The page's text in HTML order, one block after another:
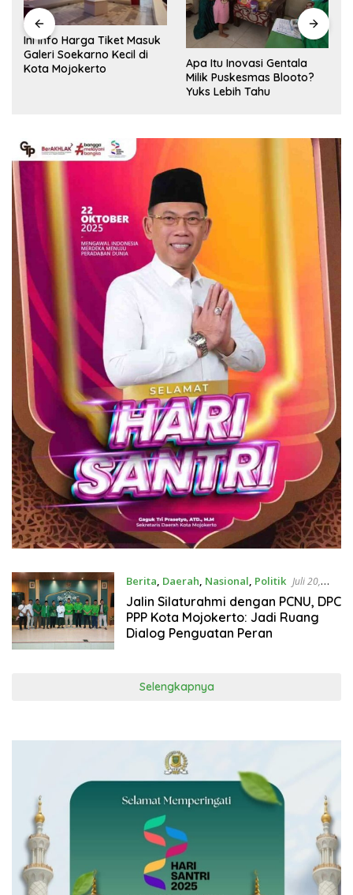
Ini Info Harga Tiket Masuk
Galeri Soekarno Kecil di
Kota Mojokerto
Apa Itu Inovasi Gentala
Milik Puskesmas Blooto?
Yuks Lebih Tahu
Berita, Daerah, Nasional, Politik Juli 20,
2026
Jalin Silaturahmi dengan PCNU, DPC
PPP Kota Mojokerto: Jadi Ruang
Dialog Penguatan Peran
Selengkapnya